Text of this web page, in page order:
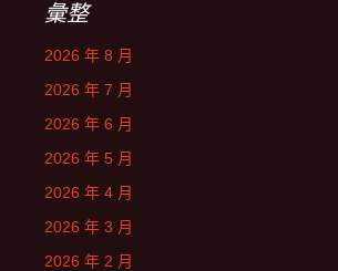
彙整
2026 年 8 月
2026 年 7 月
2026 年 6 月
2026 年 5 月
2026 年 4 月
2026 年 3 月
2026 年 2 月